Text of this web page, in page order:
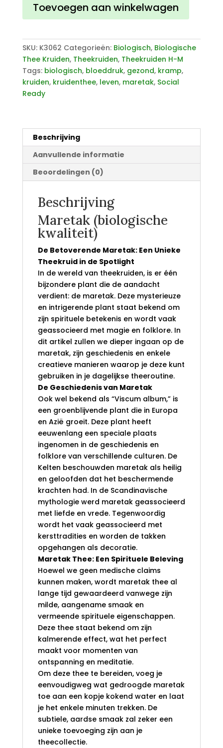
Toevoegen aan winkelwagen
SKU: K3062 Categorieën: Biologisch, Biologische
Thee Kruiden, Theekruiden, Theekruiden H-M
Tags: biologisch, bloeddruk, gezond, kramp,
kruiden, kruidenthee, leven, maretak, Social
Ready
Beschrijving
Aanvullende informatie
Beoordelingen (0)
Beschrijving
Maretak (biologische
kwaliteit)
De Betoverende Maretak: Een Unieke
Theekruid in de Spotlight
In de wereld van theekruiden, is er één
bijzondere plant die de aandacht
verdient: de maretak. Deze mysterieuze
en intrigerende plant staat bekend om
zijn spirituele betekenis en wordt vaak
geassocieerd met magie en folklore. In
dit artikel zullen we dieper ingaan op de
maretak, zijn geschiedenis en enkele
creatieve manieren waarop je deze kunt
gebruiken in je dagelijkse theeroutine.
De Geschiedenis van Maretak
Ook wel bekend als “Viscum album,” is
een groenblijvende plant die in Europa
en Azië groeit. Deze plant heeft
eeuwenlang een speciale plaats
ingenomen in de geschiedenis en
folklore van verschillende culturen. De
Kelten beschouwden maretak als heilig
en geloofden dat het beschermende
krachten had. In de Scandinavische
mythologie werd maretak geassocieerd
met liefde en vrede. Tegenwoordig
wordt het vaak geassocieerd met
kersttradities en worden de takken
opgehangen als decoratie.
Maretak Thee: Een Spirituele Beleving
Hoewel we geen medische claims
kunnen maken, wordt maretak thee al
lange tijd gewaardeerd vanwege zijn
milde, aangename smaak en
vermeende spirituele eigenschappen.
Deze thee staat bekend om zijn
kalmerende effect, wat het perfect
maakt voor momenten van
ontspanning en meditatie.
Om deze thee te bereiden, voeg je
eenvoudigweg wat gedroogde maretak
toe aan een kopje kokend water en laat
je het enkele minuten trekken. De
subtiele, aardse smaak zal zeker een
unieke toevoeging zijn aan je
theecollectie.